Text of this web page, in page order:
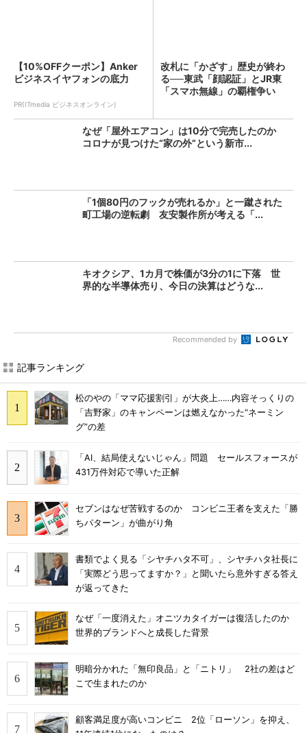
【10%OFFクーポン】Anker
ビジネスイヤフォンの底力
PR(ITmedia ビジネスオンライン)
改札に「かざす」歴史が終わ
る──東武「顔認証」とJR東
「スマホ無線」の覇権争い
なぜ「屋外エアコン」は10分で完売したのか
コロナが見つけた“家の外”という新市...
「1個80円のフックが売れるか」と一蹴された
町工場の逆転劇 友安製作所が考える「...
キオクシア、1カ月で株価が3分の1に下落 世
界的な半導体売り、今日の決算はどうな...
Recommended by
記事ランキング
松のやの「ママ応援割引」が大炎上……内容そっくりの
「吉野家」のキャンペーンは燃えなかった“ネーミン
グ”の差
「AI、結局使えないじゃん」問題 セールスフォースが
431万件対応で導いた正解
セブンはなぜ苦戦するのか コンビニ王者を支えた「勝
ちパターン」が曲がり角
書類でよく見る「シヤチハタ不可」、シヤチハタ社長に
「実際どう思ってますか？」と聞いたら意外すぎる答え
が返ってきた
なぜ「一度消えた」オニツカタイガーは復活したのか
世界的ブランドへと成長した背景
明暗分かれた「無印良品」と「ニトリ」 2社の差はど
こで生まれたのか
顧客満足度が高いコンビニ 2位「ローソン」を抑え、